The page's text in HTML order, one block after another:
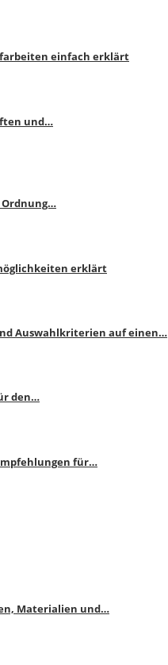
einfach erklärt
und…
Ordnung…
erklärt
Auswahlkriterien auf einen…
den…
für…
Materialien und…